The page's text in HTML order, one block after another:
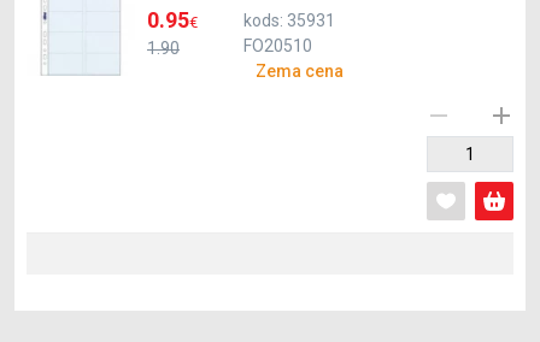
1.90
0.95€
kods: 35931
FO20510
Zema cena